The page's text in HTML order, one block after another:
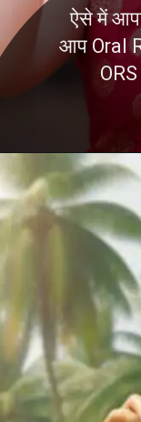
ऐसे में
आप Oral